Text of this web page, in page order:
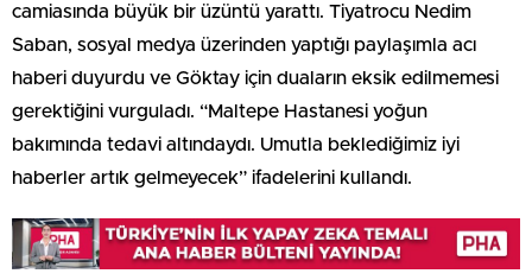
camiasında büyük bir üzüntü yarattı. Tiyatrocu Nedim
Saban, sosyal medya üzerinden yaptığı paylaşımla acı
haberi duyurdu ve Göktay için duaların eksik edilmemesi
gerektiğini vurguladı. “Maltepe Hastanesi yoğun
bakımında tedavi altındaydı. Umutla beklediğimiz iyi
haberler artık gelmeyecek” ifadelerini kullandı.